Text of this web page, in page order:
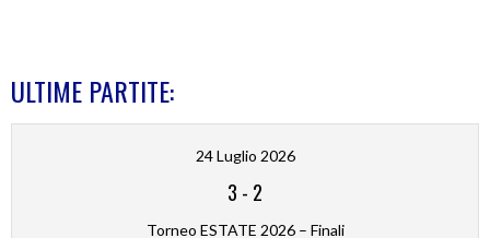
ULTIME PARTITE:
24 Luglio 2026
3 - 2
Torneo ESTATE 2026 – Finali